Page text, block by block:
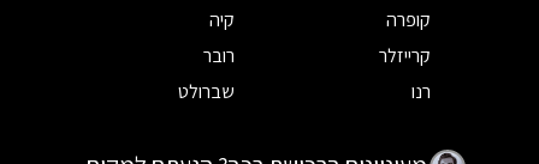
קופרה
קיה
קרייזלר
רובר
רנו
שברולט